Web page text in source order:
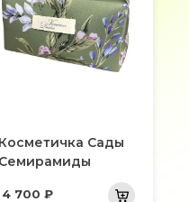
Косметичка Сады
Семирамиды
4 700 ₽